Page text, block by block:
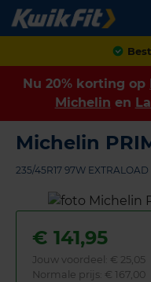
Nu 20% korting op
Michelin en
Michelin
235/45R17 97W EXTRALOAD
€ 141,95
Jouw voordeel: € 25,05
Normale prijs: € 167,00